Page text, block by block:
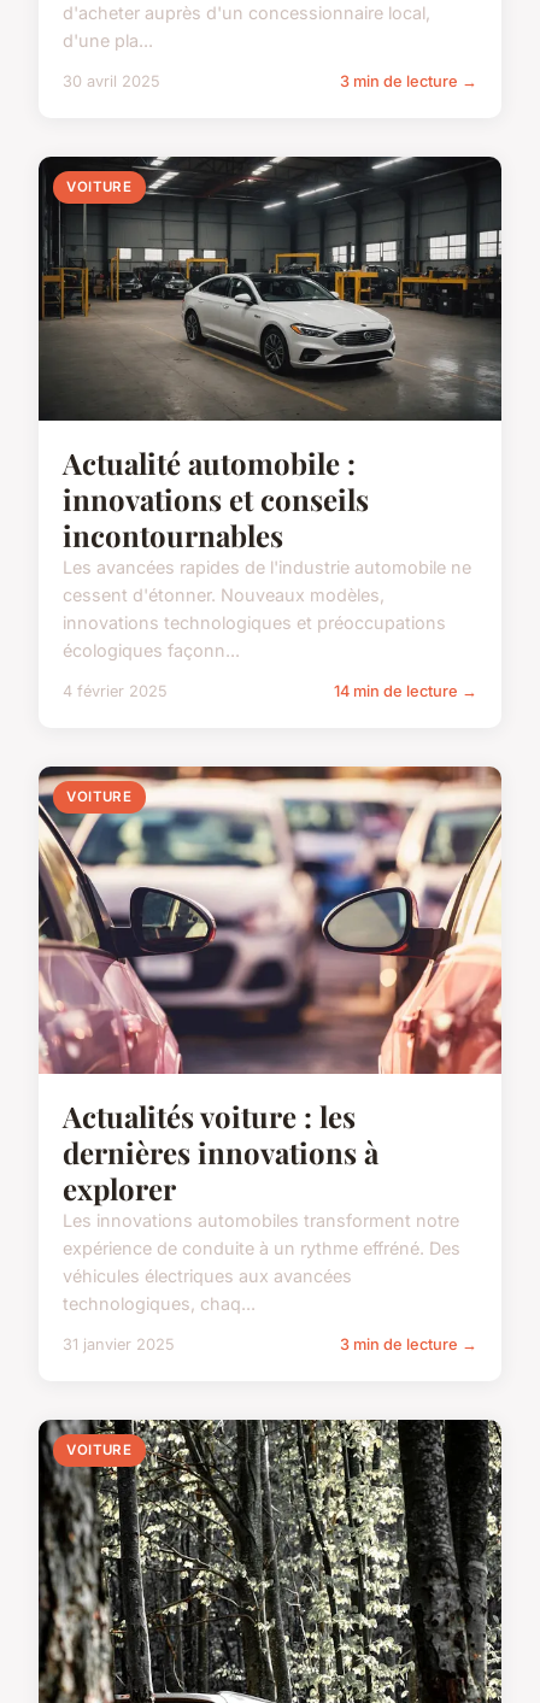
d'acheter auprès d'un concessionnaire local,
d'une pla...
30 avril 2025 3 min de lecture →
VOITURE
Actualité automobile :
innovations et conseils
incontournables
Les avancées rapides de l'industrie automobile ne
cessent d'étonner. Nouveaux modèles,
innovations technologiques et préoccupations
écologiques façonn...
4 février 2025 14 min de lecture →
VOITURE
Actualités voiture : les
dernières innovations à
explorer
Les innovations automobiles transforment notre
expérience de conduite à un rythme effréné. Des
véhicules électriques aux avancées
technologiques, chaq...
31 janvier 2025 3 min de lecture →
VOITURE